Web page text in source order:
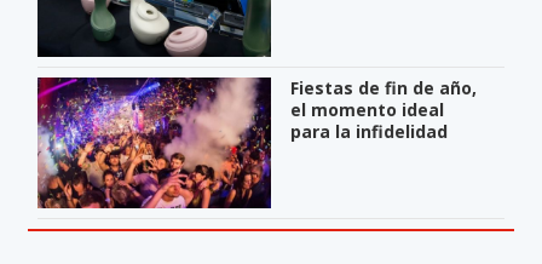
Fiestas de fin de año,
el momento ideal
para la infidelidad